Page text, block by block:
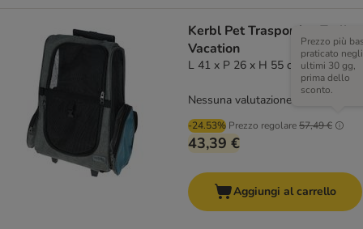
Kerbl Pet Trasportino Trolley
Vacation
L 41 x P 26 x H 55 cm
-24.53% Prezzo regolare57,49 €
Prezzo più
praticato negli
ultimi 30 gg,
prima dello
sconto.
43,39 €
Nessuna valutazione
Aggiungi al carrello